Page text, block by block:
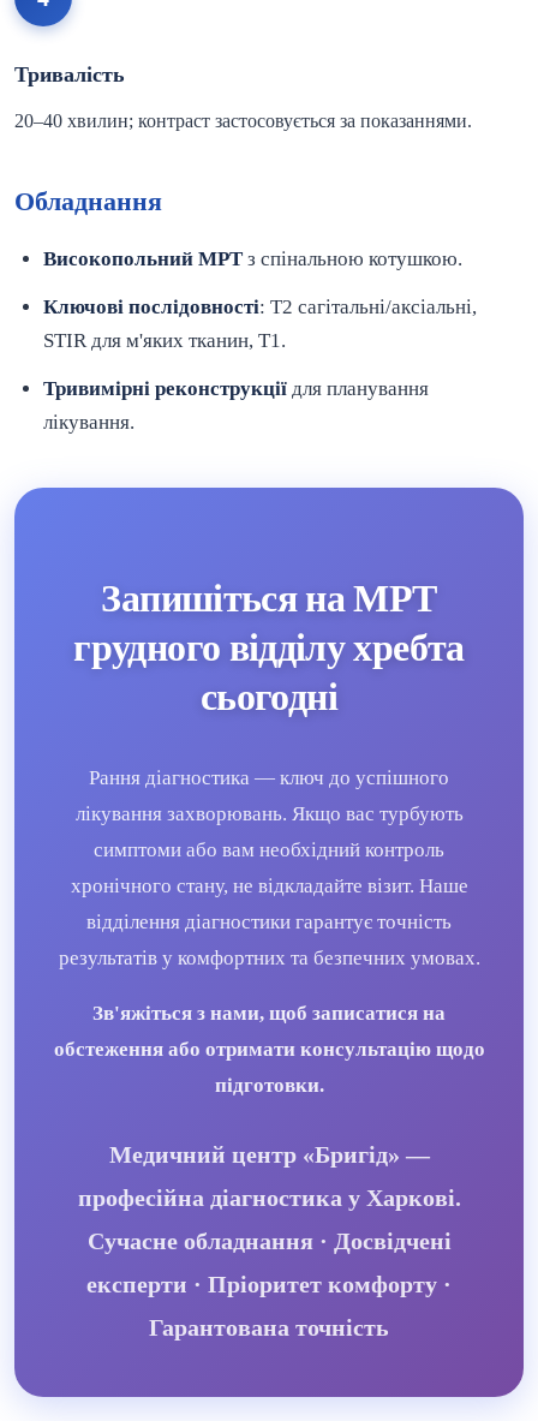
Тривалість
20–40 хвилин; контраст застосовується за показаннями.
Обладнання
Високопольний МРТ з спінальною котушкою.
Ключові послідовності: T2 сагітальні/аксіальні,
STIR для м'яких тканин, T1.
Тривимірні реконструкції для планування
лікування.
Запишіться на МРТ
грудного відділу хребта
сьогодні
Рання діагностика — ключ до успішного
лікування захворювань. Якщо вас турбують
симптоми або вам необхідний контроль
хронічного стану, не відкладайте візит. Наше
відділення діагностики гарантує точність
результатів у комфортних та безпечних умовах.
Зв'яжіться з нами, щоб записатися на
обстеження або отримати консультацію щодо
підготовки.
Медичний центр «Бригід» —
професійна діагностика у Харкові.
Сучасне обладнання · Досвідчені
експерти · Пріоритет комфорту ·
Гарантована точність